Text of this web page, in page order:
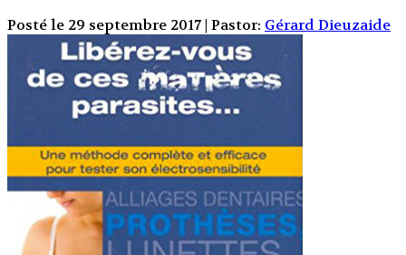
Posté le 29 septembre 2017 | Pastor: Gérard Dieuzaide